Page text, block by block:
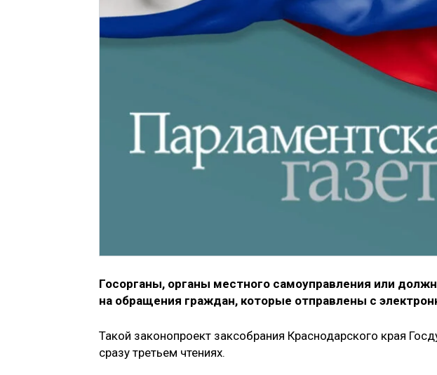
Госорганы, органы местного самоуправления или
на обращения граждан, которые отправлены с
Такой законопроект заксобрания Краснодарского края
сразу третьем чтениях.